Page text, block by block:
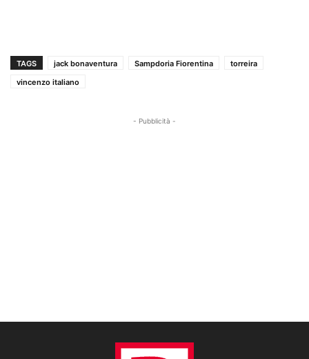
TAGS jack bonaventura Sampdoria Fiorentina
torreira
vincenzo italiano
- Pubblicità -